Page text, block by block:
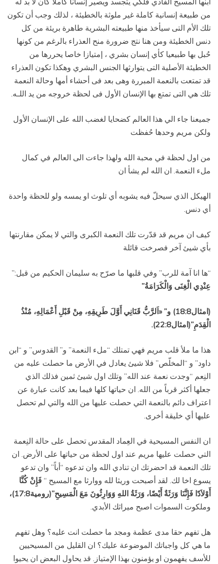
من طبيعة إنسانية كاملة غير ملوثة بالخطيئة ، لذلك وجب أن تكون
تلك الأم التى سيأخذ منها طبيعته البشرية طاهرة بريئة من كل
دنس الخطيئة ومن هنا نتج ضرورة منح العذراء بالرغم من كونها
حُبل بها طبيعيا كأي إنسان بشري ، إمتيازا خاصا يحررها من
الخطيئة الأصلية التى يتوارثها الجنس البشري وهكذا تكون العذراء
قد تمتعت بالنعمة المبررة وهى بعد فى أحشاء أمها وحالة النعمة
تلك هي التى تمتع بها الإنسان الأول فى لحظة خروجه من يد اللـه.
جميعنا جاء الي هذا العالم كضحايا لغضب الله على الإنسان الأول
ولكن مريم وحدها حُفظت
من اول لحظة في محبة الله ولهذا جاءت الى العالم في كمال
ملء النعمة. ان الله لم يشأ ان
الهيكل الذي سيحلّ فيه يشوبه أي تلوث او يمسه ولو للحظة واحدة
أي دنس.
كيف ان مريم قد قدّرت تلك النعمة الكبرى والتي لا يمكن مقارنتها
بأي شيئ آخر فصرخت قائلة
“ها انا آمة للرب” وفي قلبها ما صرّح به سليمان الحكيم من قبل:”
عِنْدِي الْغِنَى وَالْكَرَامَةُ”
(امثال18:8) و”
«اَلرَّبُّ قَنَانِي أَوَّلَ طَرِيقِهِ، مِنْ قَبْلِ أَعْمَالِهِ، مُنْذُ
الْقِدَمِ”(امثال22:8).
هذا ما ملأ قلب مريم فهي تمتلك “ملء النعمة” و” القدوس” و “ابن
داود” و “المخلّص” فلا شيئ يعادل في الأرض ما حصلت عليه من
النِعم “وجدت نعمة عند الله” وتلك اول شيئ ثمين فذلك الذي
جعلها أكثر قرباً من الله. ان حياتها كلها فيما بعد كانت عبارة عن
اعتراف دائم بالنعمة التي حصلت عليها من الله والتي لم تحصل
عليها أي خليقة أخرى.
ان النفس المسيحية في العِماد المقدس تحصل على حالة النِعمة
التي حصلت عليها مريم عند اول لحظة من حياتها على الأرض. ان
تلك النعمة قد احضرتك ان تنادي الله وان تدعوه “أباً” وان تدعو
يسوع اخا لك. لقد أصبحت وريثا لله ووارثا مع المسيح “ فَإِنْ كُنَّا
أَوْلاَدًا فَإِنَّنَا وَرَثَةٌ أَيْضًا، وَرَثَةُ اللهِ وَوَارِثُونَ مَعَ الْمَسِيحِ”(رومية17:8)،
وملكوت السموات اصبح ميراثك الأبدي.
هل تفهم حقا مدى عظمة ومجد ما حصلت انت عليه؟ وهل تفهم
ما هي كل واجباتك الموضوعة عليك؟ ان القليل من المسيحيين
للأسف يفهمون او يؤمنون بهذا الإمتياز. قد يحاول البعض ان يحيوا